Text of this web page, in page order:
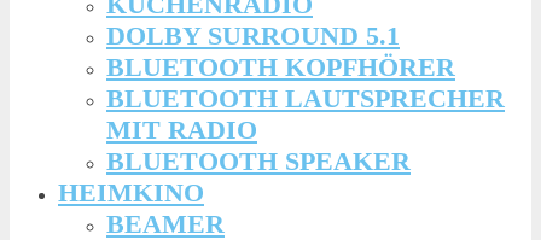
DOLBY SURROUND 5.1
BLUETOOTH KOPFHÖRER
BLUETOOTH LAUTSPRECHER
MIT RADIO
BLUETOOTH SPEAKER
HEIMKINO
BEAMER